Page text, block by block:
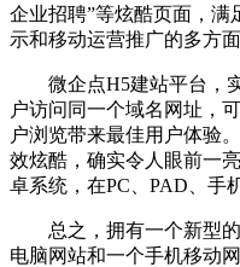
企业招聘”等炫酷页面，满
示和移动运营推广的多方面
微企点H5建站平台，实
户访问同一个域名网址，
户浏览带来最佳用户体验
效炫酷，确实令人眼前一
卓系统，在PC、PAD、手
总之，拥有一个新型的
电脑网站和一个手机移动